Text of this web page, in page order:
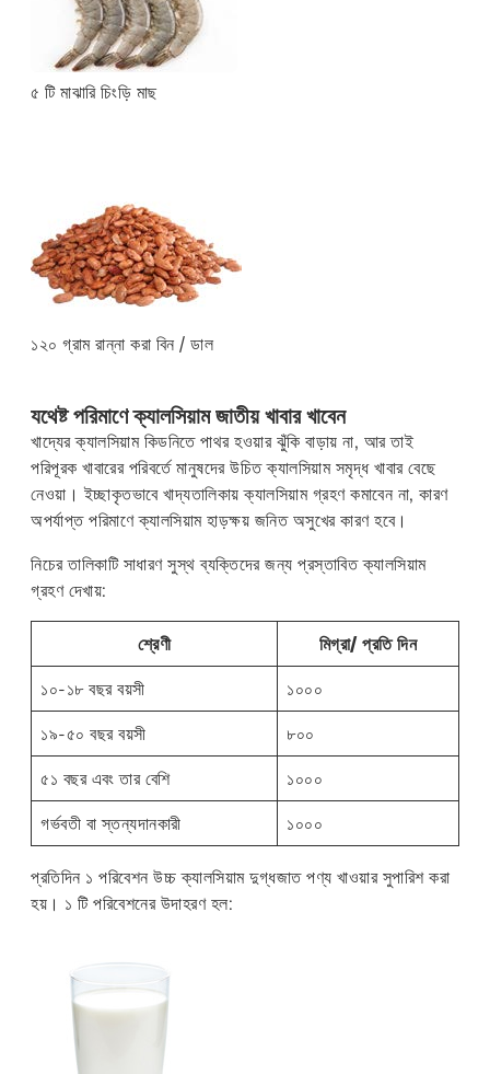
৫ টি মাঝারি চিংড়ি মাছ
১২০ গ্রাম রান্না করা বিন / ডাল
যথেষ্ট পরিমাণে ক্যালসিয়াম জাতীয় খাবার খাবেন
খাদ্যের ক্যালসিয়াম কিডনিতে পাথর হওয়ার ঝুঁকি বাড়ায় না, আর তাই
পরিপূরক খাবারের পরিবর্তে মানুষদের উচিত ক্যালসিয়াম সমৃদ্ধ খাবার বেছে
নেওয়া। ইচ্ছাকৃতভাবে খাদ্যতালিকায় ক্যালসিয়াম গ্রহণ কমাবেন না, কারণ
অপর্যাপ্ত পরিমাণে ক্যালসিয়াম হাড়ক্ষয় জনিত অসুখের কারণ হবে।
নিচের তালিকাটি সাধারণ সুস্থ ব্যক্তিদের জন্য প্রস্তাবিত ক্যালসিয়াম
গ্রহণ দেখায়:
শ্রেণী মিগ্রা/ প্রতি দিন
১০-১৮ বছর বয়সী ১০০০
১৯-৫০ বছর বয়সী ৮০০
৫১ বছর এবং তার বেশি ১০০০
গর্ভবতী বা স্তন্যদানকারী ১০০০
প্রতিদিন ১ পরিবেশন উচ্চ ক্যালসিয়াম দুগ্ধজাত পণ্য খাওয়ার সুপারিশ করা
হয়। ১ টি পরিবেশনের উদাহরণ হল: